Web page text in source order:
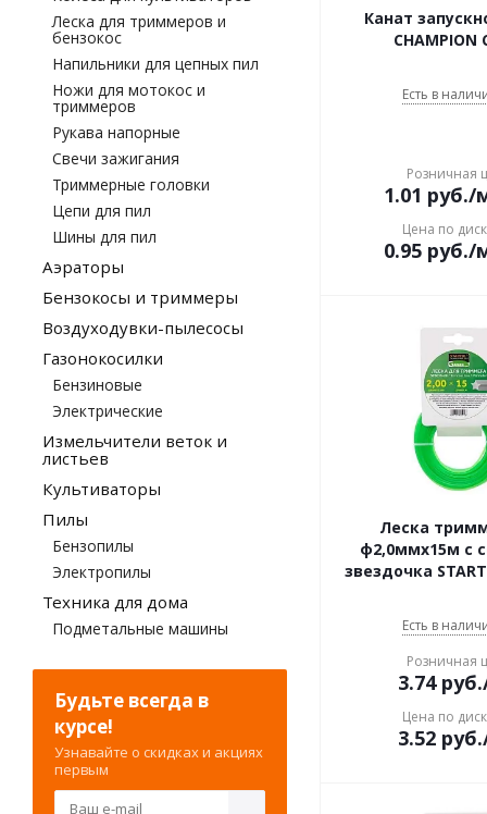
Канат
CHAMPION
Есть в
Розничная
1.01 руб./
Цена по
0.95 руб./
Леска
ф2,0ммx15м с
звездочка
Есть в
Розничная
3.74руб.
Цена по
3.52 руб.
свеча зажигания
секатор садовый
электрический
смазка для редукторов
соединитель
триммер
аккумуляторный
триммер бензиновый
триммер электрический
цепь для бензопилы
шина для бензопилы
шланг рукав
шпилька
электропила
Леска для триммеров и
бензокос
Напильники для цепных пил
Ножи для мотокос и
триммеров
Рукава напорные
Свечи зажигания
Триммерные головки
Цепи для пил
Шины для пил
Аэраторы
Бензокосы и триммеры
Воздуходувки-пылесосы
Газонокосилки
Бензиновые
Электрические
Измельчители веток и
листьев
Культиваторы
Пилы
Бензопилы
Электропилы
Техника для дома
Подметальные машины
Будьте всегда в
курсе!
Узнавайте о скидках и акциях
первым